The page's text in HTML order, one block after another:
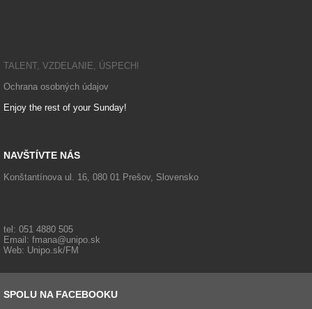
TALENT, VZDELANIE, ÚSPECH!
Ochrana osobných údajov
Enjoy the rest of your Sunday!
NAVŠTÍVTE NÁS
Konštantínova ul. 16, 080 01 Prešov, Slovensko
tel: 051 4880 505
Email: fmana@unipo.sk
Web: Unipo.sk/FM
SPOLU NA FACEBOOKU